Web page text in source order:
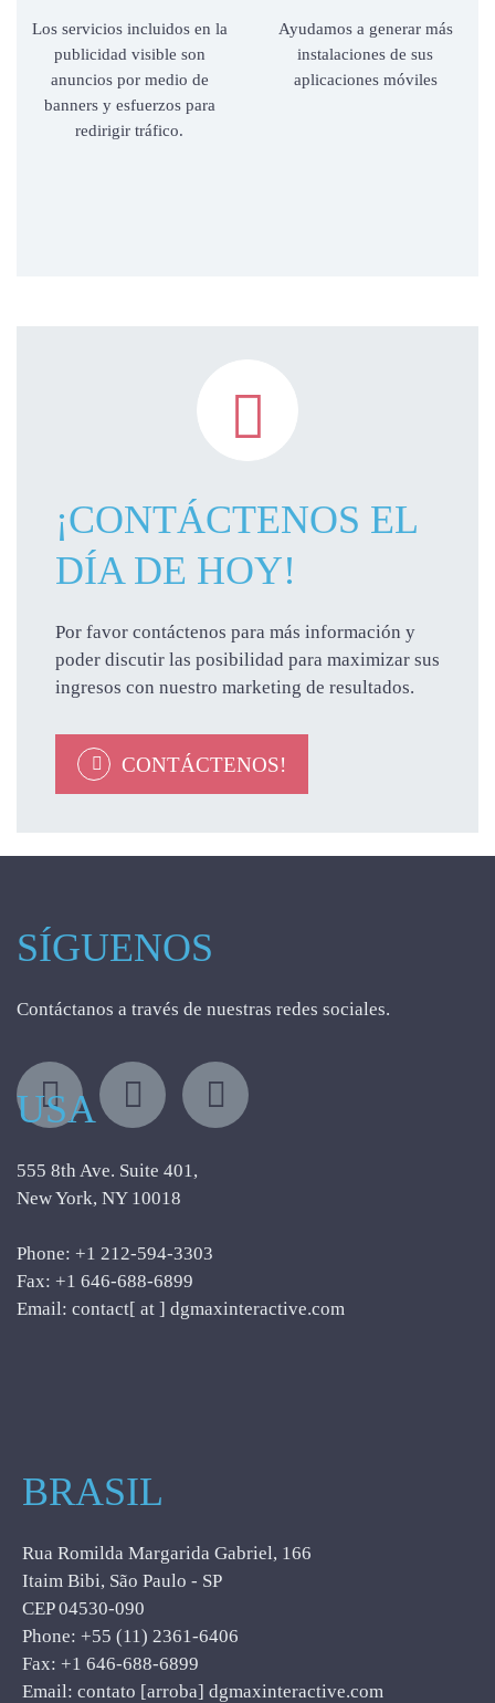
Los servicios incluidos en la
publicidad visible son
anuncios por medio de
banners y esfuerzos para
redirigir tráfico.
Ayudamos a generar más
instalaciones de sus
aplicaciones móviles

¡CONTÁCTENOS EL
DÍA DE HOY!
Por favor contáctenos para más información y
poder discutir las posibilidad para maximizar sus
ingresos con nuestro marketing de resultados.
CONTÁCTENOS!
SÍGUENOS
Contáctanos a través de nuestras redes sociales.
USA
555 8th Ave. Suite 401,
New York, NY 10018
Phone: +1 212-594-3303
Fax: +1 646-688-6899
Email: contact[ at ] dgmaxinteractive.com
BRASIL
Rua Romilda Margarida Gabriel, 166
Itaim Bibi, São Paulo - SP
CEP 04530-090
Phone: +55 (11) 2361-6406
Fax: +1 646-688-6899
Email: contato [arroba] dgmaxinteractive.com